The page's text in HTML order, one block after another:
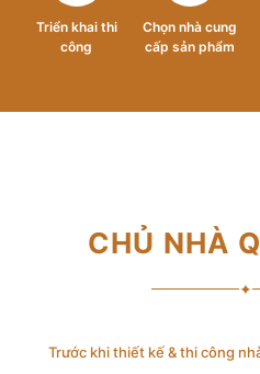
Triển khai thi
công
Chọn nhà cung
cấp sản phẩm
CHỦ NHÀ
✦
Trước khi thiết kế & thi công